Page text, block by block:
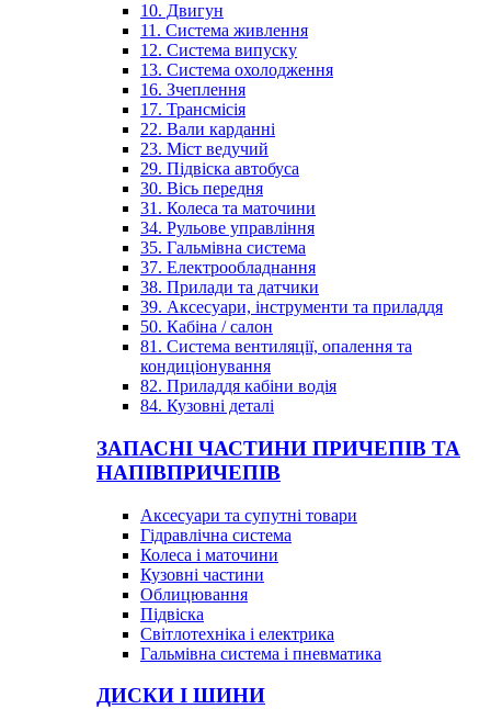
10. Двигун
11. Система живлення
12. Система випуску
13. Система охолодження
16. Зчеплення
17. Трансмісія
22. Вали карданні
23. Міст ведучий
29. Підвіска автобуса
30. Вісь передня
31. Колеса та маточини
34. Рульове управління
35. Гальмівна система
37. Електрообладнання
38. Прилади та датчики
39. Аксесуари, інструменти та приладдя
50. Кабіна / салон
81. Система вентиляції, опалення та
кондиціонування
82. Приладдя кабіни водія
84. Кузовні деталі
ЗАПАСНІ ЧАСТИНИ ПРИЧЕПІВ ТА
НАПІВПРИЧЕПІВ
Аксесуари та супутні товари
Гідравлічна система
Колеса і маточини
Кузовні частини
Облицювання
Підвіска
Світлотехніка і електрика
Гальмівна система і пневматика
ДИСКИ І ШИНИ